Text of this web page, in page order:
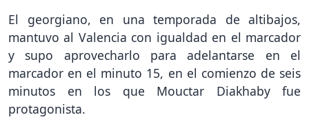
El georgiano, en una temporada de altibajos,
mantuvo al Valencia con igualdad en el marcador
y supo aprovecharlo para adelantarse en el
marcador en el minuto 15, en el comienzo de seis
minutos en los que Mouctar Diakhaby fue
protagonista.